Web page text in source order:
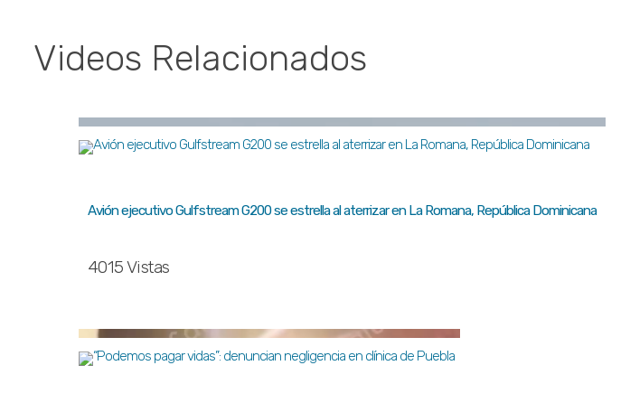
Videos Relacionados
Avión ejecutivo Gulfstream G200 se estrella al aterrizar en La Romana, República Dominicana
4015 Vistas